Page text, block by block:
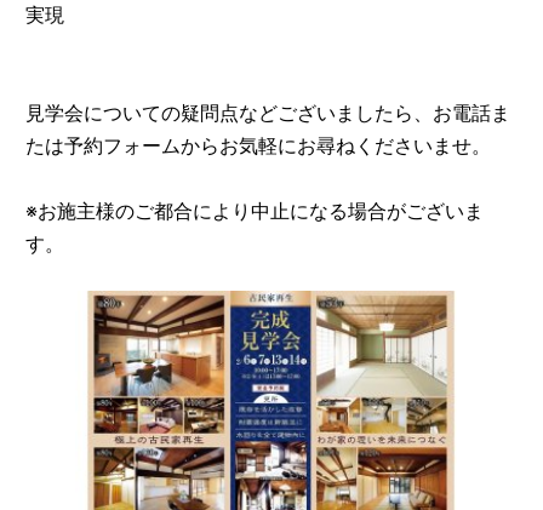
実現
見学会についての疑問点などございましたら、お電話ま
たは予約フォームからお気軽にお尋ねくださいませ。
※お施主様のご都合により中止になる場合がございま
す。